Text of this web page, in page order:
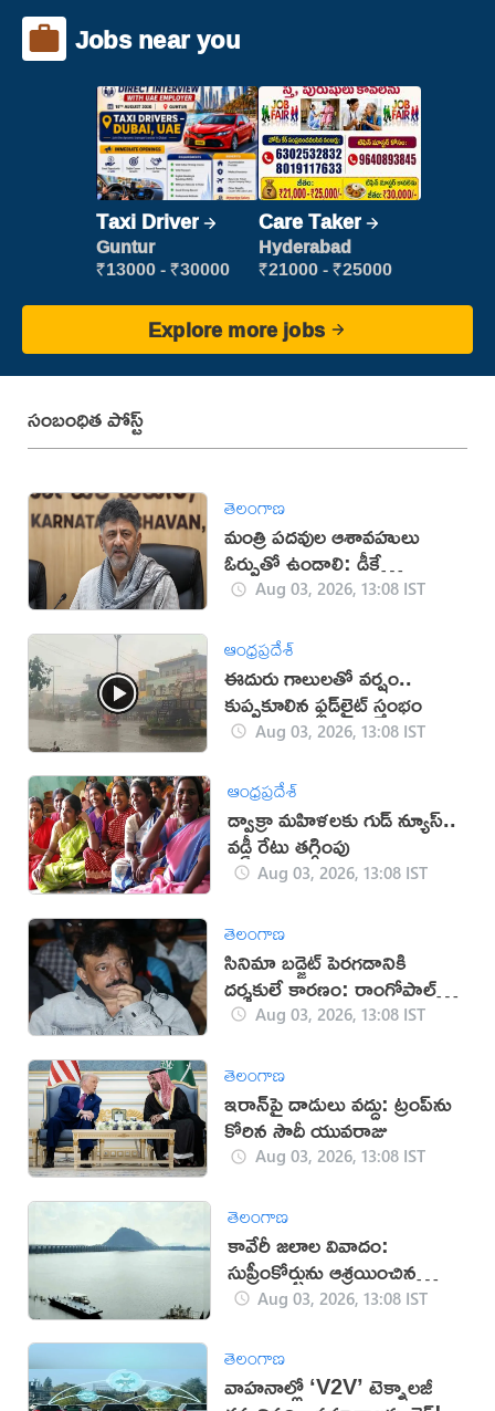
Jobs near you
Taxi Driver
Guntur
₹13000 - ₹30000
Care Taker
Hyderabad
₹21000 - ₹25000
Explore more jobs
సంబంధిత పోస్ట్
తెలంగాణ
మంత్రి పదవుల ఆశావహులు
ఓర్పుతో ఉండాలి: డీకే
శివకుమార్!
Aug 03, 2026, 13:08 IST
ఆంధ్రప్రదేశ్
ఈదురు గాలులతో వర్షం..
కుప్పకూలిన ఫ్లడ్‌లైట్‌ స్తంభం
Aug 03, 2026, 13:08 IST
ఆంధ్రప్రదేశ్
డ్వాక్రా మహిళలకు గుడ్ న్యూస్..
వడ్డీ రేటు తగ్గింపు
Aug 03, 2026, 13:08 IST
తెలంగాణ
సినిమా బడ్జెట్ పెరగడానికి
దర్శకులే కారణం: రాంగోపాల్
వర్మAug 03, 2026, 13:08 IST
తెలంగాణ
ఇరాన్‌పై దాడులు వద్దు: ట్రంప్‌ను
కోరిన సౌదీ యువరాజు
Aug 03, 2026, 13:08 IST
తెలంగాణ
కావేరీ జలాల వివాదం:
సుప్రీంకోర్టును ఆశ్రయించిన
తమిళనాడు
Aug 03, 2026, 13:08 IST
తెలంగాణ
వాహనాల్లో ‘V2V’ టెక్నాలజీ